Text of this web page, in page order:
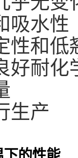
吸水性
性和低
好耐化
生产